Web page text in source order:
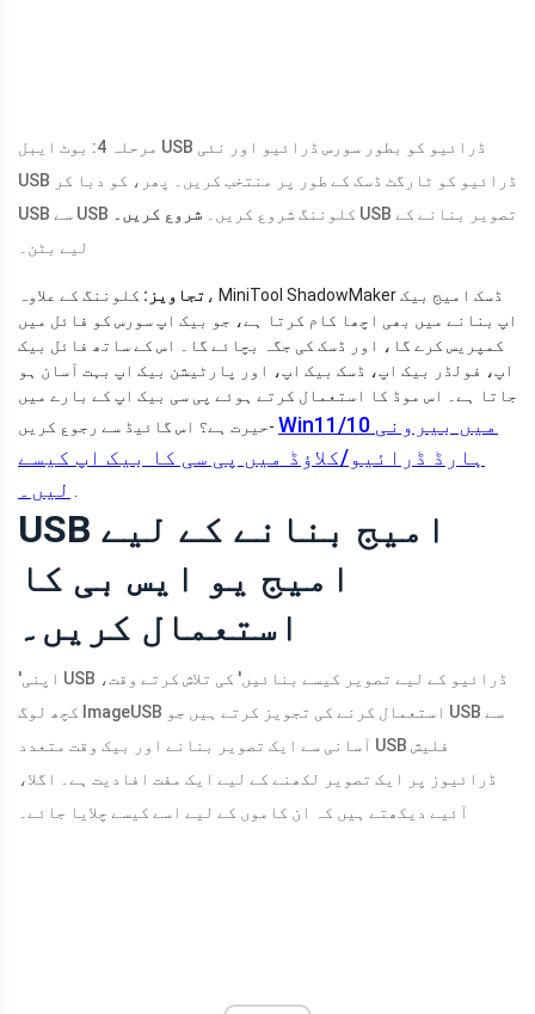
مرحلہ 4: بوٹ ایبل USB ڈرائیو کو بطور سورس ڈرائیو اور نئی
USB ڈرائیو کو ٹارگٹ ڈسک کے طور پر منتخب کریں۔ پھر، کو دبا کر
USB سے USB کلوننگ شروع کریں۔ شروع کریں۔
USB تصویر بنانے کے
لیے بٹن۔
تجاویز: کلوننگ کے علاوہ، MiniTool ShadowMaker ڈسک امیج بیک
اپ بنانے میں بھی اچھا کام کرتا ہے، جو بیک اپ سورس کو فائل میں
کمپریس کرے گا، اور ڈسک کی جگہ بچائے گا۔ اس کے ساتھ فائل بیک
اپ، فولڈر بیک اپ، ڈسک بیک اپ، اور پارٹیشن بیک اپ بہت آسان ہو
جاتا ہے۔ اس موڈ کا استعمال کرتے ہوئے پی سی بیک اپ کے بارے میں
حیرت ہے؟ اس گائیڈ سے رجوع کریں- Win11/10 میں بیرونی
ہارڈ ڈرائیو/کلاؤڈ میں پی سی کا بیک اپ کیسے
لیں۔
USB امیج بنانے کے لیے
امیج یو ایس بی کا
استعمال کریں۔
'اپنی USB ڈرائیو کے لیے تصویر کیسے بنائیں' کی تلاش کرتے وقت،
کچھ لوگ ImageUSB استعمال کرنے کی تجویز کرتے ہیں جو USB سے
آسانی سے ایک تصویر بنانے اور بیک وقت متعدد USB فلیش
ڈرائیوز پر ایک تصویر لکھنے کے لیے ایک مفت افادیت ہے۔ اگلا،
آئیے دیکھتے ہیں کہ ان کاموں کے لیے اسے کیسے چلایا جائے۔